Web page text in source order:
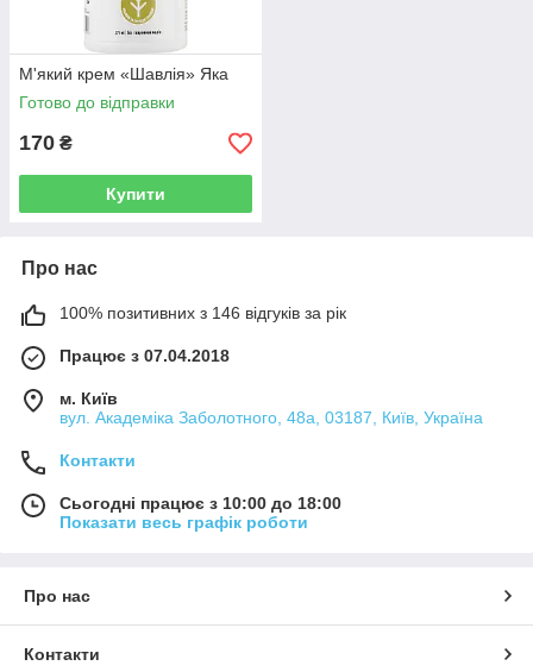
М'який крем «Шавлія» Яка
Готово до відправки
170 ₴
Купити
Про нас
100% позитивних з 146 відгуків за рік
Працює з 07.04.2018
м. Київ
вул. Академіка Заболотного, 48а, 03187, Київ, Україна
Контакти
Сьогодні працює з 10:00 до 18:00
Показати весь графік роботи
Про нас
Контакти